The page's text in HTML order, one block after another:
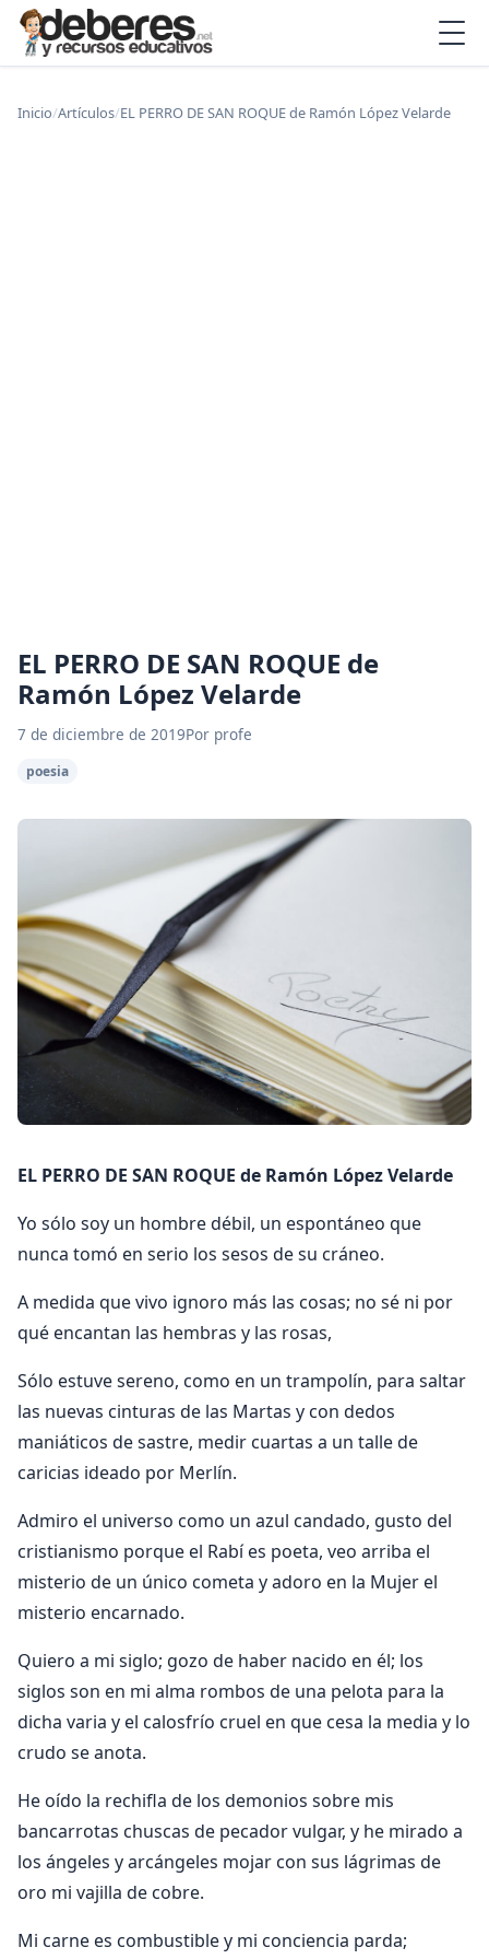
Inicio/Artículos/EL PERRO DE SAN ROQUE de Ramón López Velarde
EL PERRO DE SAN ROQUE de
Ramón López Velarde
7 de diciembre de 2019Por profe
poesia
EL PERRO DE SAN ROQUE de Ramón López Velarde
Yo sólo soy un hombre débil, un espontáneo que
nunca tomó en serio los sesos de su cráneo.
A medida que vivo ignoro más las cosas; no sé ni por
qué encantan las hembras y las rosas,
Sólo estuve sereno, como en un trampolín, para saltar
las nuevas cinturas de las Martas y con dedos
maniáticos de sastre, medir cuartas a un talle de
caricias ideado por Merlín.
Admiro el universo como un azul candado, gusto del
cristianismo porque el Rabí es poeta, veo arriba el
misterio de un único cometa y adoro en la Mujer el
misterio encarnado.
Quiero a mi siglo; gozo de haber nacido en él; los
siglos son en mi alma rombos de una pelota para la
dicha varia y el calosfrío cruel en que cesa la media y lo
crudo se anota.
He oído la rechifla de los demonios sobre mis
bancarrotas chuscas de pecador vulgar, y he mirado a
los ángeles y arcángeles mojar con sus lágrimas de
oro mi vajilla de cobre.
Mi carne es combustible y mi conciencia parda;